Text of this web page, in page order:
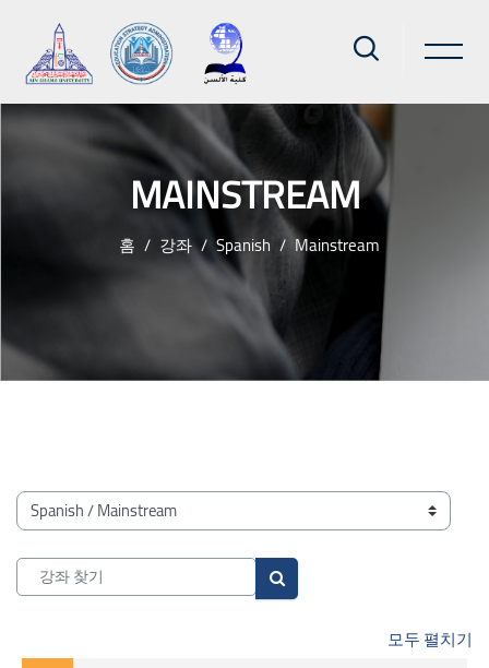
MAINSTREAM
홈 강좌 Spanish Mainstream
블록
강좌 범주
강좌 찾기
강좌 찾기
모두 펼치기